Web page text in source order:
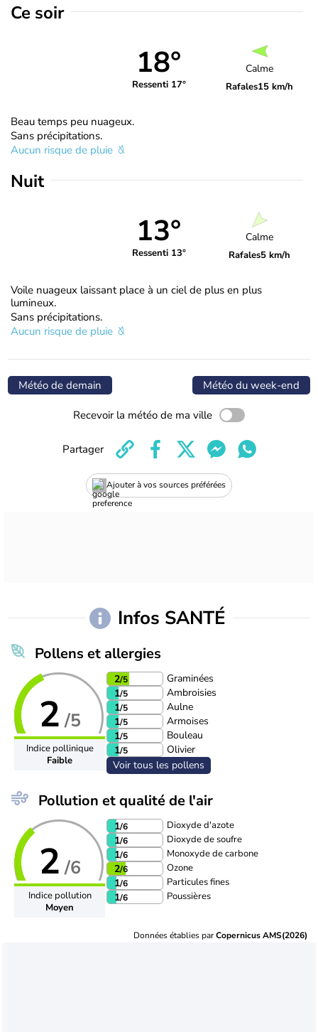
Ce soir
18°
Ressenti 17°
Calme
Rafales15 km/h
Beau temps peu nuageux.
Sans précipitations.
Aucun risque de pluie
Nuit
13°
Ressenti 13°
Calme
Rafales5 km/h
Voile nuageux laissant place à un ciel de plus en plus
lumineux.
Sans précipitations.
Aucun risque de pluie
Météo de demain Météo du week-end
Recevoir la météo de ma ville
Ajouter à vos sources préférées
Partager
Infos SANTÉ
Pollens et allergies
2 /5
Indice pollinique
Faible
2/5
Graminées
1/5
Ambroisies
1/5
Aulne
1/5
Armoises
1/5
Bouleau
1/5
Olivier
Voir tous les pollens
Pollution et qualité de l'air
2 /6
Indice pollution
Moyen
1/6 Dioxyde d'azote
1/6 Dioxyde de soufre
1/6 Monoxyde de carbone
2/6 Ozone
1/6 Particules fines
1/6 Poussières
Données établies parCopernicus AMS(2026)